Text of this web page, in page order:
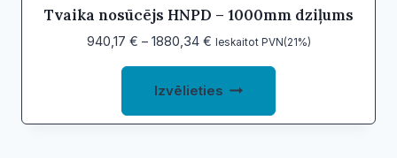
product
page
Tvaika nosūcējs HNPD – 1000mm dziļums
940,17 € – 1880,34 €Price
1880,34 €
Ieskaitot PVN(21%)
Izvēlieties
has